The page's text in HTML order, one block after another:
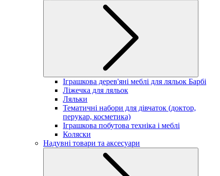
Іграшкова дерев'яні меблі для ляльок Барбі
Ліжечка для ляльок
Ляльки
Тематичні набори для дівчаток (доктор,
перукар, косметика)
Іграшкова побутова техніка і меблі
Коляски
Надувні товари та аксесуари